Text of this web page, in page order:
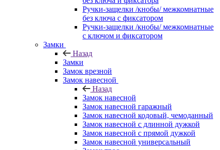
Ручки-защелки /кнобы/ межкомнатные
без ключа с фиксатором
Ручки-защелки /кнобы/ межкомнатные
с ключом и фиксатором
Замки
Назад
Замки
Замок врезной
Замок навесной
Назад
Замок навесной
Замок навесной гаражный
Замок навесной кодовый, чемоданный
Замок навесной с длинной дужкой
Замок навесной с прямой дужкой
Замок навесной универсальный